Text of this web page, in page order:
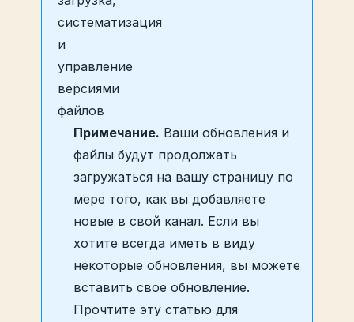
Примечание. Ваши обновления и
файлы будут продолжать
загружаться на вашу страницу по
мере того, как вы добавляете
новые в свой канал. Если вы
хотите всегда иметь в виду
некоторые обновления, вы можете
вставить свое обновление.
Прочтите эту статью для